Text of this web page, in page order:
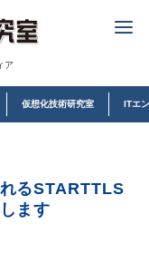
ア
仮想化技術研究室 ITエ
るSTARTTLS
ます